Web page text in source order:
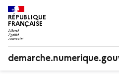
RÉPUBLIQUE
FRANÇAISE